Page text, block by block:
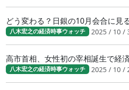
どう変わる？日銀の10月会合に見
八木宏之の経済時事ウォッチ 2025 / 10 /
高市首相、女性初の宰相誕生で経
八木宏之の経済時事ウォッチ 2025 / 10 /